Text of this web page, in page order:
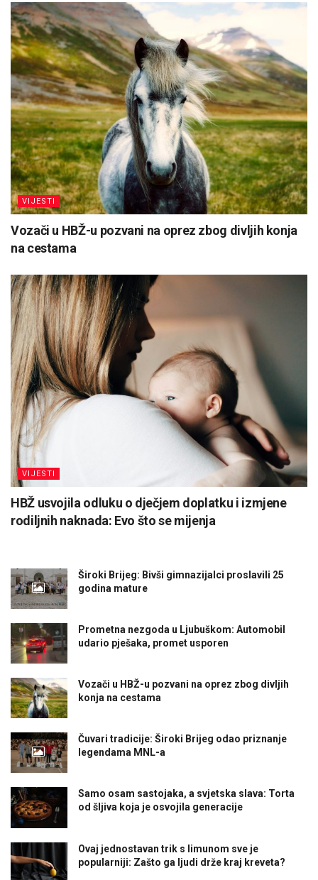
VIJESTI
Vozači u HBŽ-u pozvani na oprez zbog divljih konja
na cestama
VIJESTI
HBŽ usvojila odluku o dječjem doplatku i izmjene
rodiljnih naknada: Evo što se mijenja
Široki Brijeg: Bivši gimnazijalci proslavili 25
godina mature
Prometna nezgoda u Ljubuškom: Automobil
udario pješaka, promet usporen
Vozači u HBŽ-u pozvani na oprez zbog divljih
konja na cestama
Čuvari tradicije: Široki Brijeg odao priznanje
legendama MNL-a
Samo osam sastojaka, a svjetska slava: Torta
od šljiva koja je osvojila generacije
Ovaj jednostavan trik s limunom sve je
popularniji: Zašto ga ljudi drže kraj kreveta?